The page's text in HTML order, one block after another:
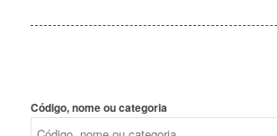
Código, nome ou categoria